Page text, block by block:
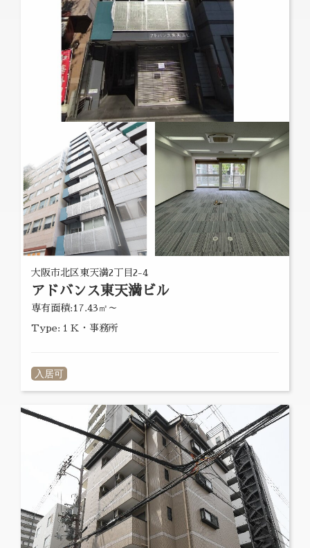
大阪市北区東天満2丁目2-4
アドバンス東天満ビル
専有面積:17.43㎡～
Type:１Ｋ・事務所
入居可